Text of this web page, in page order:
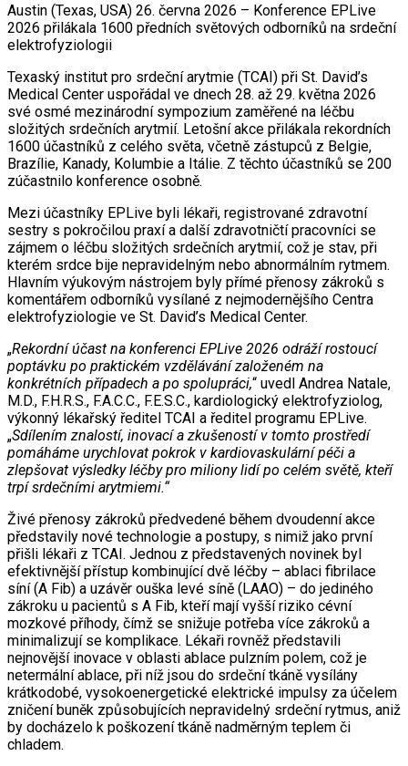
Austin (Texas, USA) 26. června 2026 – Konference EPLive
2026 přilákala 1600 předních světových odborníků na srdeční
elektrofyziologii
Texaský institut pro srdeční arytmie (TCAI) při St. David’s
Medical Center uspořádal ve dnech 28. až 29. května 2026
své osmé mezinárodní sympozium zaměřené na léčbu
složitých srdečních arytmií. Letošní akce přilákala rekordních
1600 účastníků z celého světa, včetně zástupců z Belgie,
Brazílie, Kanady, Kolumbie a Itálie. Z těchto účastníků se 200
zúčastnilo konference osobně.
Mezi účastníky EPLive byli lékaři, registrované zdravotní
sestry s pokročilou praxí a další zdravotničtí pracovníci se
zájmem o léčbu složitých srdečních arytmií, což je stav, při
kterém srdce bije nepravidelným nebo abnormálním rytmem.
Hlavním výukovým nástrojem byly přímé přenosy zákroků s
komentářem odborníků vysílané z nejmodernějšího Centra
elektrofyziologie ve St. David’s Medical Center.
„Rekordní účast na konferenci EPLive 2026 odráží rostoucí
poptávku po praktickém vzdělávání založeném na
konkrétních případech a po spolupráci,“ uvedl Andrea Natale,
M.D., F.H.R.S., F.A.C.C., F.E.S.C., kardiologický elektrofyziolog,
výkonný lékařský ředitel TCAI a ředitel programu EPLive.
„Sdílením znalostí, inovací a zkušeností v tomto prostředí
pomáháme urychlovat pokrok v kardiovaskulární péči a
zlepšovat výsledky léčby pro miliony lidí po celém světě, kteří
trpí srdečními arytmiemi.“
Živé přenosy zákroků předvedené během dvoudenní akce
představily nové technologie a postupy, s nimiž jako první
přišli lékaři z TCAI. Jednou z představených novinek byl
efektivnější přístup kombinující dvě léčby – ablaci fibrilace
síní (A Fib) a uzávěr ouška levé síně (LAAO) – do jediného
zákroku u pacientů s A Fib, kteří mají vyšší riziko cévní
mozkové příhody, čímž se snižuje potřeba více zákroků a
minimalizují se komplikace. Lékaři rovněž představili
nejnovější inovace v oblasti ablace pulzním polem, což je
netermální ablace, při níž jsou do srdeční tkáně vysílány
krátkodobé, vysokoenergetické elektrické impulsy za účelem
zničení buněk způsobujících nepravidelný srdeční rytmus, aniž
by docházelo k poškození tkáně nadměrným teplem či
chladem.